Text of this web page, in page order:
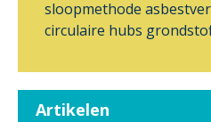
sloopmethode
circulaire hubs
Artikelen